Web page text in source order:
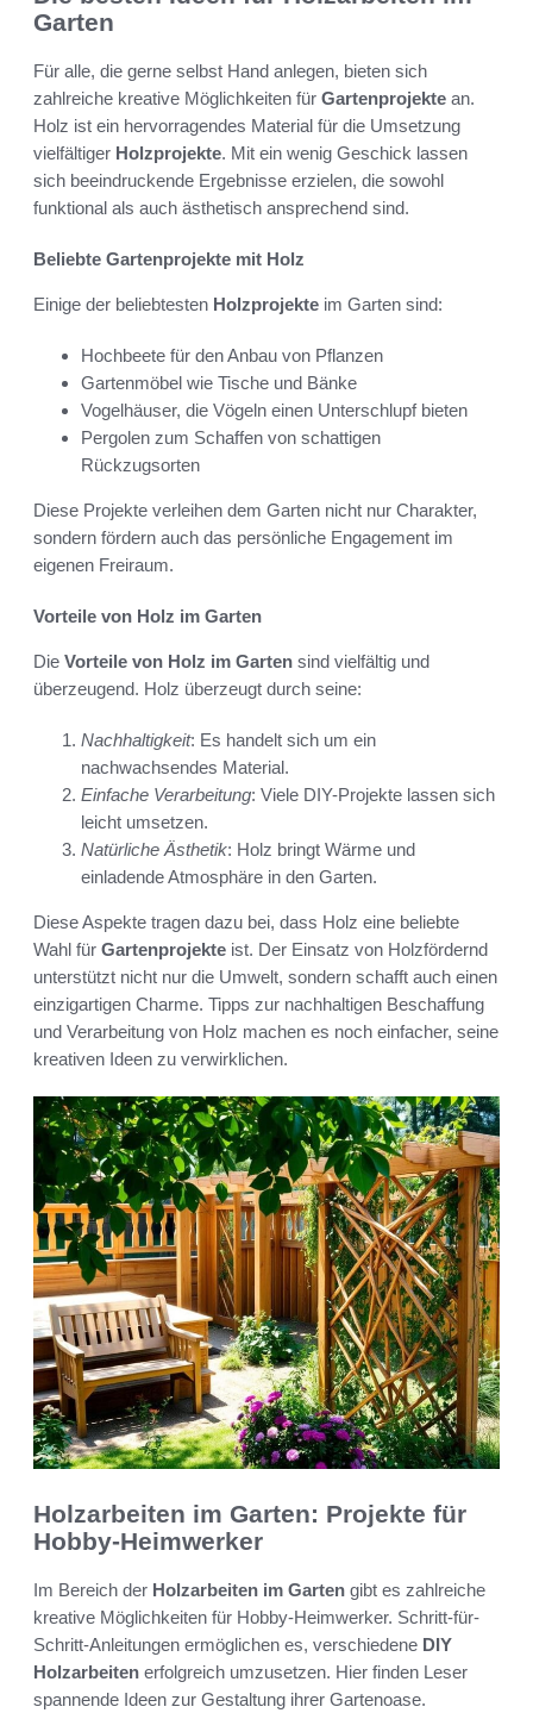
Garten
Für alle, die gerne selbst Hand anlegen, bieten sich
zahlreiche kreative Möglichkeiten für Gartenprojekte an.
Holz ist ein hervorragendes Material für die Umsetzung
vielfältiger Holzprojekte. Mit ein wenig Geschick lassen
sich beeindruckende Ergebnisse erzielen, die sowohl
funktional als auch ästhetisch ansprechend sind.
Beliebte Gartenprojekte mit Holz
Einige der beliebtesten Holzprojekte im Garten sind:
Hochbeete für den Anbau von Pflanzen
Gartenmöbel wie Tische und Bänke
Vogelhäuser, die Vögeln einen Unterschlupf bieten
Pergolen zum Schaffen von schattigen
Rückzugsorten
Diese Projekte verleihen dem Garten nicht nur Charakter,
sondern fördern auch das persönliche Engagement im
eigenen Freiraum.
Vorteile von Holz im Garten
Die Vorteile von Holz im Garten sind vielfältig und
überzeugend. Holz überzeugt durch seine:
Nachhaltigkeit: Es handelt sich um ein
nachwachsendes Material.
Einfache Verarbeitung: Viele DIY-Projekte lassen sich
leicht umsetzen.
Natürliche Ästhetik: Holz bringt Wärme und
einladende Atmosphäre in den Garten.
Diese Aspekte tragen dazu bei, dass Holz eine beliebte
Wahl für Gartenprojekte ist. Der Einsatz von Holzfördernd
unterstützt nicht nur die Umwelt, sondern schafft auch einen
einzigartigen Charme. Tipps zur nachhaltigen Beschaffung
und Verarbeitung von Holz machen es noch einfacher, seine
kreativen Ideen zu verwirklichen.
Holzarbeiten im Garten: Projekte für
Hobby-Heimwerker
Im Bereich der Holzarbeiten im Garten gibt es zahlreiche
kreative Möglichkeiten für Hobby-Heimwerker. Schritt-für-
Schritt-Anleitungen ermöglichen es, verschiedene DIY
Holzarbeiten erfolgreich umzusetzen. Hier finden Leser
spannende Ideen zur Gestaltung ihrer Gartenoase.